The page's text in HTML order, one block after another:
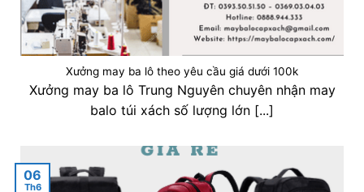
Xưởng may ba lô theo yêu cầu giá dưới 100k
Xưởng may ba lô Trung Nguyên chuyên nhận may
balo túi xách số lượng lớn [...]
06
Th6